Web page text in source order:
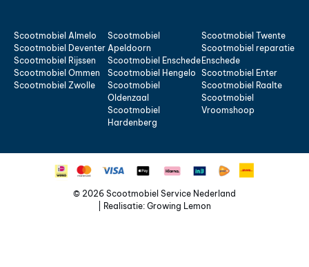
Scootmobiel Almelo
Scootmobiel Deventer
Scootmobiel Rijssen
Scootmobiel Ommen
Scootmobiel Zwolle
Scootmobiel
Apeldoorn
Scootmobiel Enschede
Scootmobiel Hengelo
Scootmobiel
Oldenzaal
Scootmobiel
Hardenberg
Scootmobiel Twente
Scootmobiel reparatie
Enschede
Scootmobiel Enter
Scootmobiel Raalte
Scootmobiel
Vroomshoop
© 2026 Scootmobiel Service Nederland
| Realisatie: Growing Lemon